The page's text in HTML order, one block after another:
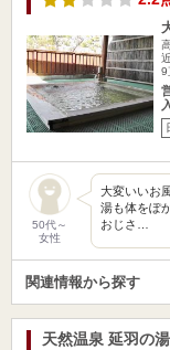
9
50代～
女性
大変いいお
湯も体をぽ
おじさ…
関連情報から探す
天然温泉 延羽の